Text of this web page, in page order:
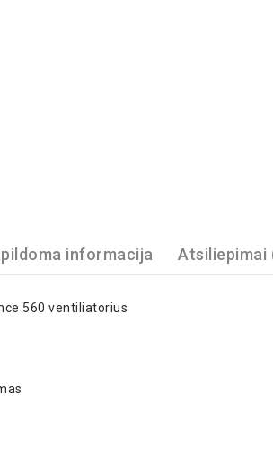
informacija Atsiliepimai
560 ventiliatorius